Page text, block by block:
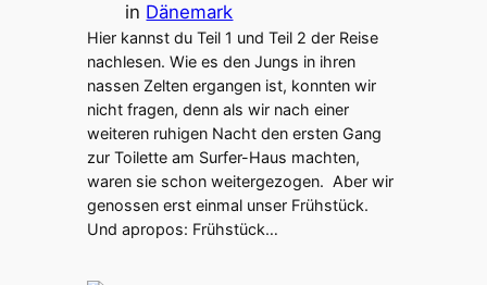
in Dänemark
Hier kannst du Teil 1 und Teil 2 der Reise
nachlesen. Wie es den Jungs in ihren
nassen Zelten ergangen ist, konnten wir
nicht fragen, denn als wir nach einer
weiteren ruhigen Nacht den ersten Gang
zur Toilette am Surfer-Haus machten,
waren sie schon weitergezogen. Aber wir
genossen erst einmal unser Frühstück.
Und apropos: Frühstück…